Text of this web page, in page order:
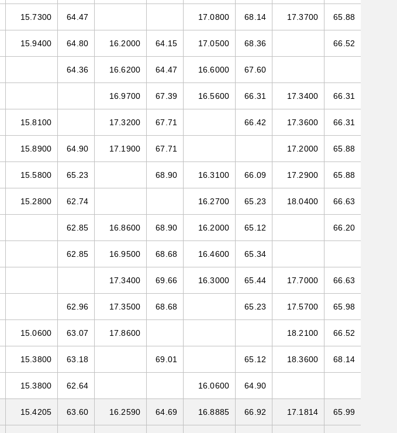
15.7300 64.47 17.0800 68.14 17.3700 65.88
15.9400 64.80 16.2000 64.15 17.0500 68.36 66.52
64.36 16.6200 64.47 16.6000 67.60
16.9700 67.39 16.5600 66.31 17.3400 66.31
15.8100 17.3200 67.71 66.42 17.3600 66.31
15.8900 64.90 17.1900 67.71 17.2000 65.88
15.5800 65.23 68.90 16.3100 66.09 17.2900 65.88
15.2800 62.74 16.2700 65.23 18.0400 66.63
62.85 16.8600 68.90 16.2000 65.12 66.20
62.85 16.9500 68.68 16.4600 65.34
17.3400 69.66 16.3000 65.44 17.7000 66.63
62.96 17.3500 68.68 65.23 17.5700 65.98
15.0600 63.07 17.8600 18.2100 66.52
15.3800 63.18 69.01 65.12 18.3600 68.14
15.3800 62.64 16.0600 64.90
15.4205 63.60 16.2590 64.69 16.8885 66.92 17.1814 65.99